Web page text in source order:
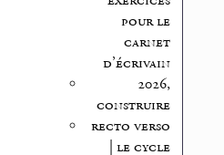
pour le
carnet
d’écrivain
2026,
construire
recto verso
| le cycle